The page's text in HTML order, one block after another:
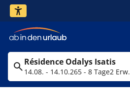
Résidence Odalys Isatis
14.08. - 14.10.265 - 8 Tage2 Erw.